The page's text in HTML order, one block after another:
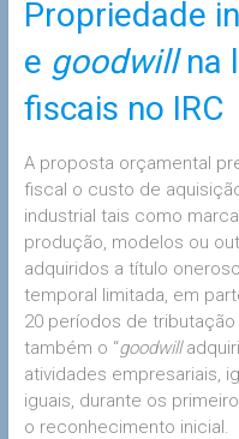
Propriedade
e goodwillna
fiscais no IRC
A proposta orçamental
fiscal o custo de
industrial tais como
produção, modelos ou
adquiridos a título
temporal limitada, em
20 períodos de
também o “goodwill
atividades empresariais,
iguais, durante os
o reconhecimento inicial.